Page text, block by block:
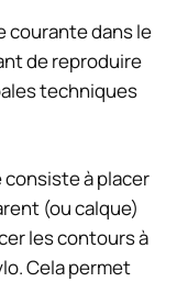
courante dans le
de reproduire
techniques
à placer
(ou calque)
les contours à
Cela permet